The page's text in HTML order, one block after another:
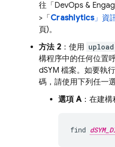
往「DevOps &
>「 Crashlytics」資
頁)。
方法 2 ：使用
構程序中的任何位置
dSYM 檔案。如要執行
碼，請使用下列任一
選項 A ：在建
find